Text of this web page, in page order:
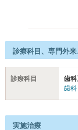
診療科目、専門外
診療科目
歯
歯科
実施治療